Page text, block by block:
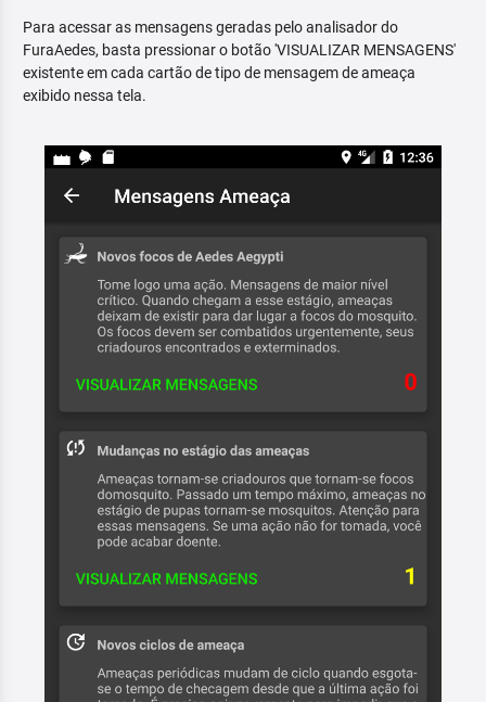
Para acessar as mensagens geradas pelo analisador do
FuraAedes, basta pressionar o botão 'VISUALIZAR MENSAGENS'
existente em cada cartão de tipo de mensagem de ameaça
exibido nessa tela.